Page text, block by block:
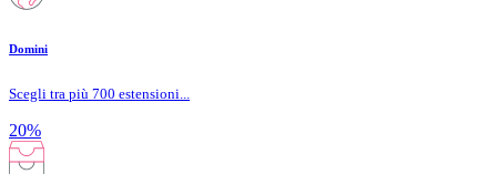
Domini
Scegli tra più 700 estensioni...
20%